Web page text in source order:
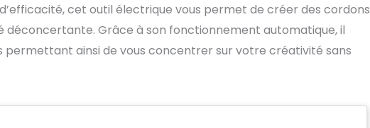
cet outil électrique vous permet de créer des cordons
déconcertante. Grâce à son fonctionnement automatique, il
ainsi de vous concentrer sur votre créativité sans